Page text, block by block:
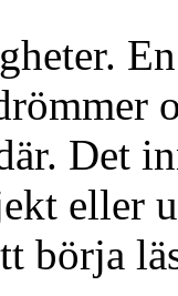
Det
eller
börja